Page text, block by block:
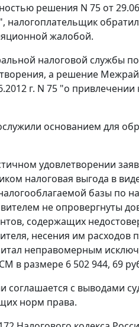
решения N 75 от
налогоплательщик
жалобой.
налоговой службы
а решение
г. N 75 "о
основанием для
удовлетворении
налоговая выгода в
базы по
не опровергнуты
содержащих
несения им
неправомерным
в размере 6 502 944, 69
соглашается с выводами
норм права.